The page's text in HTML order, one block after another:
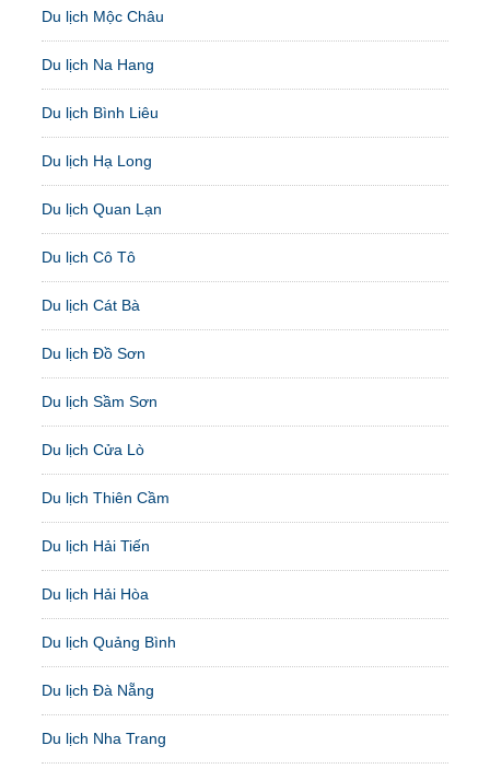
Du lịch Mộc Châu
Du lịch Na Hang
Du lịch Bình Liêu
Du lịch Hạ Long
Du lịch Quan Lạn
Du lịch Cô Tô
Du lịch Cát Bà
Du lịch Đồ Sơn
Du lịch Sầm Sơn
Du lịch Cửa Lò
Du lịch Thiên Cầm
Du lịch Hải Tiến
Du lịch Hải Hòa
Du lịch Quảng Bình
Du lịch Đà Nẵng
Du lịch Nha Trang